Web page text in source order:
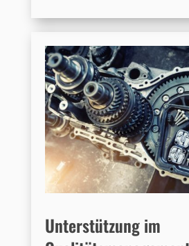
Unterstützung im